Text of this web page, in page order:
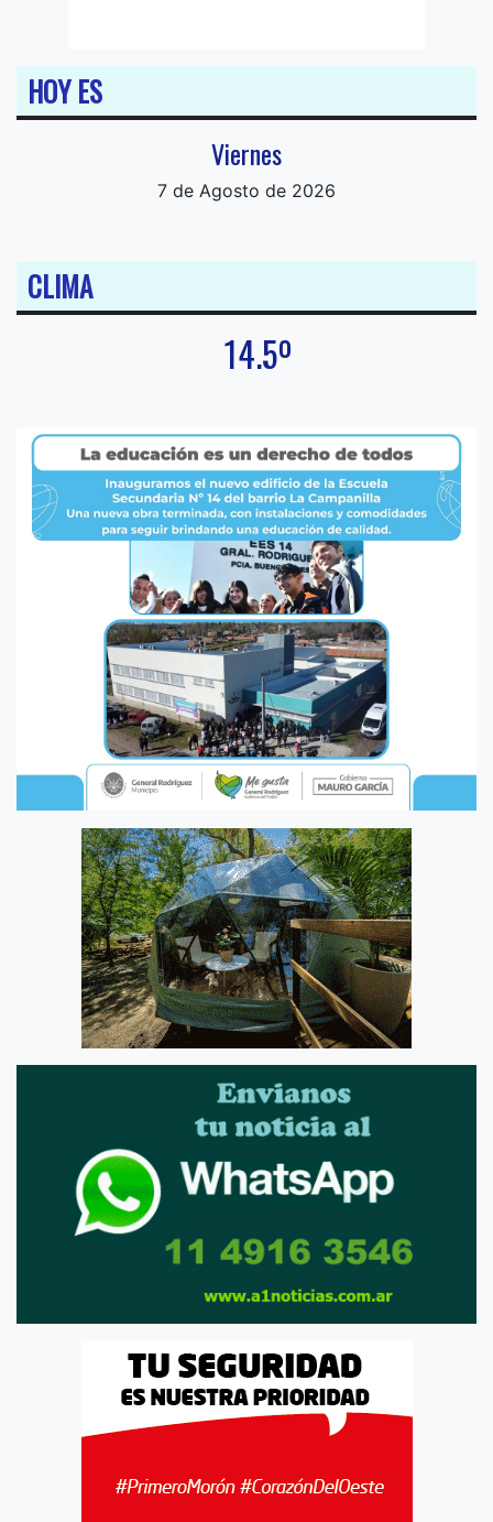
HOY ES
Viernes
7 de Agosto de 2026
CLIMA
14.5º